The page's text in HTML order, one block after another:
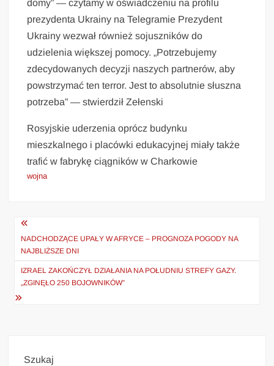
domy” — czytamy w oświadczeniu na profilu
prezydenta Ukrainy na Telegramie Prezydent
Ukrainy wezwał również sojuszników do
udzielenia większej pomocy. „Potrzebujemy
zdecydowanych decyzji naszych partnerów, aby
powstrzymać ten terror. Jest to absolutnie słuszna
potrzeba” — stwierdził Zełenski
Rosyjskie uderzenia oprócz budynku
mieszkalnego i placówki edukacyjnej miały także
trafić w fabrykę ciągników w Charkowie
wojna
Nawigacja
wpisu
NADCHODZĄCE UPAŁY W AFRYCE – PROGNOZA POGODY NA
NAJBLIŻSZE DNI
IZRAEL ZAKOŃCZYŁ DZIAŁANIA NA POŁUDNIU STREFY GAZY.
„ZGINĘŁO 250 BOJOWNIKÓW”
Szukaj